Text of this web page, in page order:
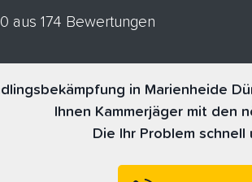
aus 174 Bewertungen
in Marienheide
Ihnen Kammerjäger mit den
Die Ihr Problem